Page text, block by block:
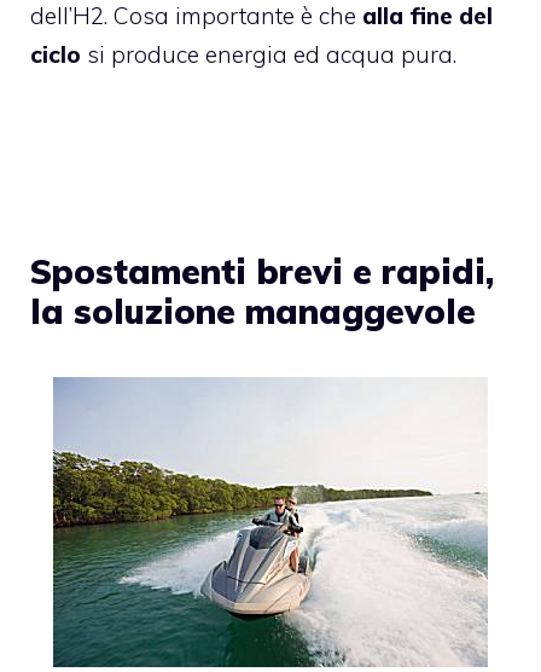
dell’H2. Cosa importante è che alla fine del
ciclo si produce energia ed acqua pura.
Spostamenti brevi e rapidi,
la soluzione managgevole